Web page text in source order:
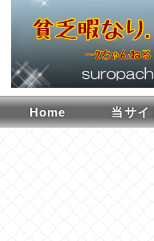
Home 当サイ